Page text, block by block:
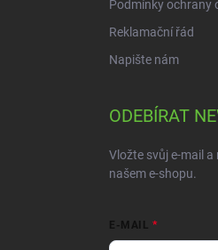
Podmínky ochrany
Reklamační řád
Napište nám
ODEBÍRAT
Vložte svůj e-mail
našem e-shopu.
E-MAIL